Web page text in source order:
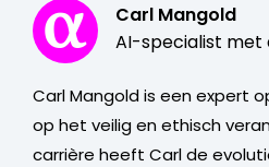
Carl Mangold
AI-specialist met
Carl Mangold is een expert
op het veilig en ethisch
carrière heeft Carl de